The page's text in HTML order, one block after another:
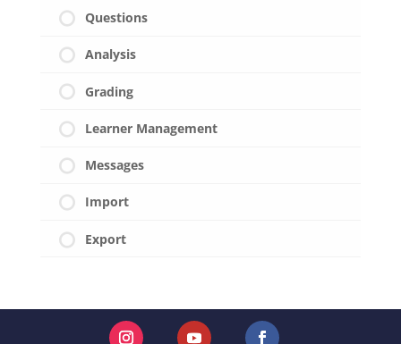
Questions
Analysis
Grading
Learner Management
Messages
Import
Export